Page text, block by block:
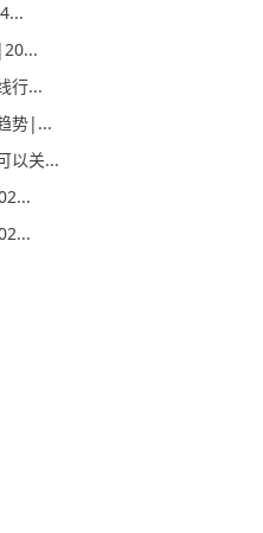
行...
势|...
以关...